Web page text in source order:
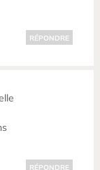
RÉPONDRE
RÉPONDRE